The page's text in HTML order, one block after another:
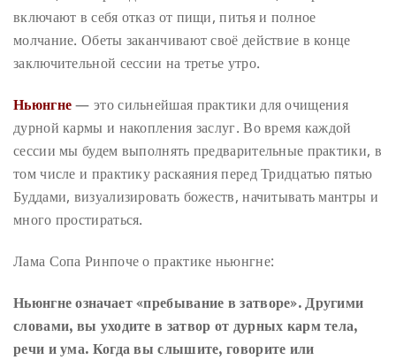
включают в себя отказ от пищи, питья и полное
молчание. Обеты заканчивают своё действие в конце
заключительной сессии на третье утро.
Ньюнгне— это сильнейшая практики для очищения
дурной кармы и накопления заслуг. Во время каждой
сессии мы будем выполнять предварительные практики, в
том числе и практику раскаяния перед Тридцатью пятью
Буддами, визуализировать божеств, начитывать мантры и
много простираться.
Лама Сопа Ринпоче о практике ньюнгне:
Ньюнгне означает «пребывание в затворе». Другими
словами, вы уходите в затвор от дурных карм тела,
речи и ума. Когда вы слышите, говорите или